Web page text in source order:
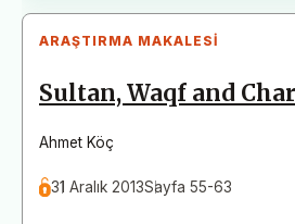
ARAŞTIRMA MAKALESI
Sultan, Waqf and
Ahmet Köç
31 Aralık 2013Sayfa 55-63